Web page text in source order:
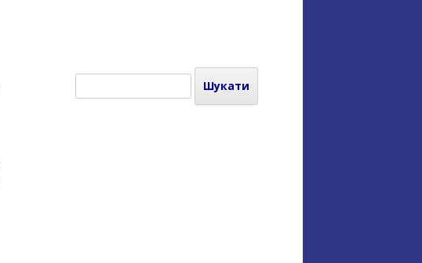
Пошук: